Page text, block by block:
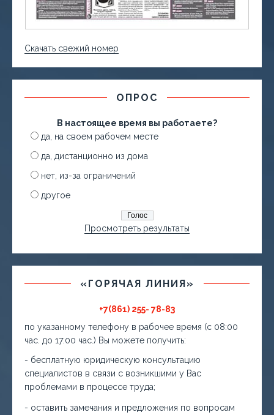
Скачать свежий номер
ОПРОС
В настоящее время вы работаете?
да, на своем рабочем месте
да, дистанционно из дома
нет, из-за ограничений
другое
Просмотреть результаты
«ГОРЯЧАЯ ЛИНИЯ»
+7(861) 255- 78-83
по указанному телефону в рабочее время (с 08:00
час. до 17:00 час.) Вы можете получить:
- бесплатную юридическую консультацию
специалистов в связи с возникшими у Вас
проблемами в процессе труда;
- оставить замечания и предложения по вопросам